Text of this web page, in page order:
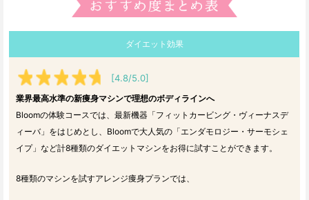
ダイエット効果
[4.8/5.0]
業界最高水準の新痩身マシンで理想のボディラインへ
Bloomの体験コースでは、最新機器「フィットカービング・ヴィーナスデ
ィーバ」をはじめとし、Bloomで大人気の「エンダモロジー・サーモシェ
イプ」など計8種類のダイエットマシンをお得に試すことができます。
8種類のマシンを試すアレンジ痩身プランでは、